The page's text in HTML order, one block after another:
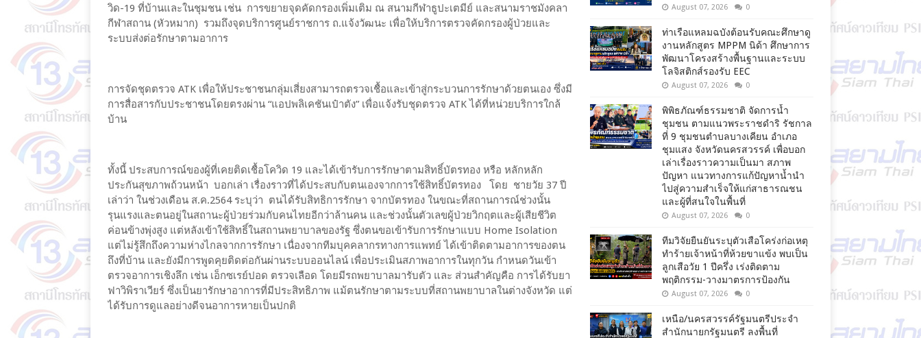
วิด-19 ที่บ้านและในชุมชน เช่น การขยายจุดคัดกรองเพิ่มเติม ณ สนามกีฬาธูปะเตมีย์ และสนามราชมังคลา
กีฬาสถาน (หัวหมาก) รวมถึงจุดบริการศูนย์ราชการ ถ.แจ้งวัฒนะ เพื่อให้บริการตรวจคัดกรองผู้ป่วยและ
ระบบส่งต่อรักษาตามอาการ
การจัดชุดตรวจ ATK เพื่อให้ประชาชนกลุ่มเสี่ยงสามารถตรวจเชื้อและเข้าสู่กระบวนการรักษาด้วยตนเอง ซึ่งมี
การสื่อสารกับประชาชนโดยตรงผ่าน “แอปพลิเคชันเป๋าตัง” เพื่อแจ้งรับชุดตรวจ ATK ได้ที่หน่วยบริการใกล้
บ้าน
ทั้งนี้ ประสบการณ์ของผู้ที่เคยติดเชื้อโควิด 19 และได้เข้ารับการรักษาตามสิทธิ์บัตรทอง หรือ หลักหลัก
ประกันสุขภาพถ้วนหน้า บอกเล่า เรื่องราวที่ได้ประสบกับตนเองจากการใช้สิทธิ์บัตรทอง โดย ชายวัย 37 ปี
เล่าว่า ในช่วงเดือน ส.ค.2564 ระบุว่า ตนได้รับสิทธิการรักษา จากบัตรทอง ในขณะที่สถานการณ์ช่วงนั้น
รุนแรงและตนอยู่ในสถานะผู้ป่วยร่วมกับคนไทยอีกว่าล้านคน และช่วงนั้นตัวเลขผู้ป่วยวิกฤตและผู้เสียชีวิต
ค่อนข้างพุ่งสูง แต่หลังเข้าใช้สิทธิ์ในสถานพยาบาลของรัฐ ซึ่งตนขอเข้ารับการรักษาแบบ Home Isolation
แต่ไม่รู้สึกถึงความห่างไกลจากการรักษา เนื่องจากทีมบุคคลากรทางการแพทย์ ได้เข้าติดตามอาการของตน
ถึงที่บ้าน และยังมีการพูดคุยติดต่อกันผ่านระบบออนไลน์ เพื่อประเมินสภาพอาการในทุกวัน กำหนดวันเข้า
ตรวจอาการเชิงลึก เช่น เอ็กซเรย์ปอด ตรวจเลือด โดยมีรถพยาบาลมารับตัว และ ส่วนสำคัญคือ การได้รับยา
ฟาวิพิราเวียร์ ซึ่งเป็นยารักษาอาการที่มีประสิทธิภาพ แม้ตนรักษาตามระบบที่สถานพยาบาลในต่างจังหวัด แต่
ได้รับการดูแลอย่างดีจนอาการหายเป็นปกติ
August 07, 2026 0
ท่าเรือแหลมฉบังต้อนรับคณะศึกษาดู
งานหลักสูตร MPPM นิด้า ศึกษาการ
พัฒนาโครงสร้างพื้นฐานและระบบ
โลจิสติกส์รองรับ EEC
August 07, 2026 0
พิพิธภัณฑ์ธรรมชาติ จัดการน้ำ
ชุมชน ตามแนวพระราชดำริ รัชกาล
ที่ 9 ชุมชนตำบลบางเคียน อำเภอ
ชุมแสง จังหวัดนครสวรรค์ เพื่อบอก
เล่าเรื่องราวความเป็นมา สภาพ
ปัญหา แนวทางการแก้ปัญหาน้ำนำ
ไปสู่ความสำเร็จให้แก่สาธารณชน
และผู้ที่สนใจในพื้นที่
August 07, 2026 0
ทีมวิจัยยืนยันระบุตัวเสือโคร่งก่อเหตุ
ทำร้ายเจ้าหน้าที่ห้วยขาแข้ง พบเป็น
ลูกเสือวัย 1 ปีครึ่ง เร่งติดตาม
พฤติกรรม-วางมาตรการป้องกัน
August 07, 2026 0
เหนือ/นครสวรรค์รัฐมนตรีประจำ
สำนักนายกรัฐมนตรี ลงพื้นที่